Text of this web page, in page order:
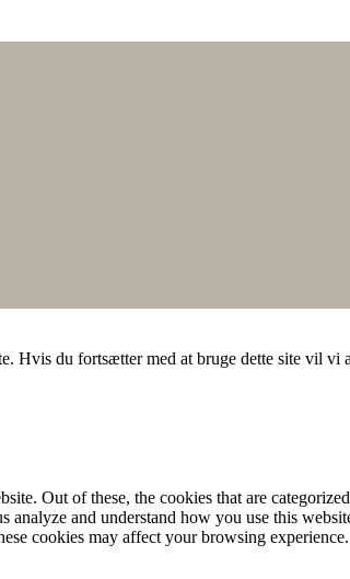
Hvis du fortsætter med at bruge dette site vil vi
Out of these, the cookies that are
and understand how you use this
cookies may affect your browsing experience.